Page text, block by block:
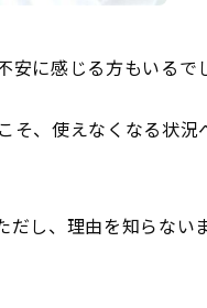
に感じる方もいるで
そ、使えなくなる状況
だし、理由を知らない